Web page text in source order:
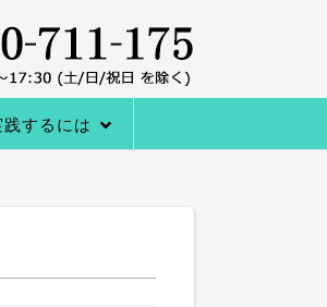
践するには